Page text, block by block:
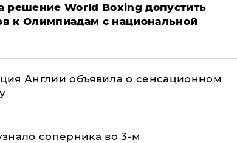
решение World Boxing допустить
к Олимпиадам с национальной
Англии объявила о сенсационном
соперника во 3-м